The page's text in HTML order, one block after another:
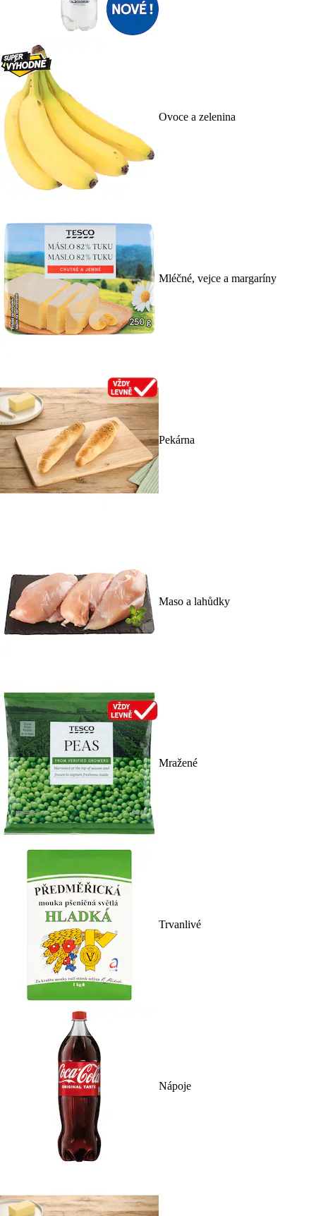
Ovoce a zelenina
Mléčné, vejce a margaríny
Pekárna
Maso a lahůdky
Mražené
Trvanlivé
Nápoje